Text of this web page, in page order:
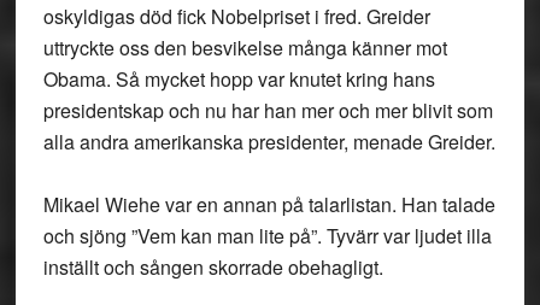
oskyldigas död fick Nobelpriset i fred. Greider
uttryckte oss den besvikelse många känner mot
Obama. Så mycket hopp var knutet kring hans
presidentskap och nu har han mer och mer blivit som
alla andra amerikanska presidenter, menade Greider.
Mikael Wiehe var en annan på talarlistan. Han talade
och sjöng ”Vem kan man lite på”. Tyvärr var ljudet illa
inställt och sången skorrade obehagligt.